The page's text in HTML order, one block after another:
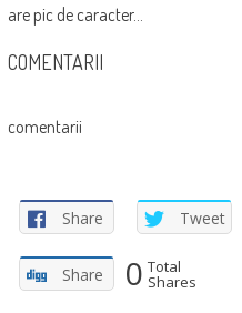
are pic de caracter…
COMENTARII
comentarii
Share Tweet
Share 0 Total
Shares